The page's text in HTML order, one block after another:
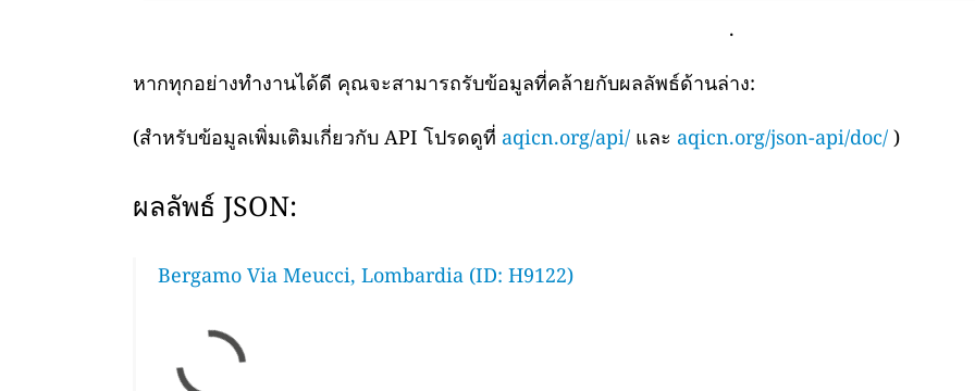
.
หากทุกอย่างทำงานได้ดี คุณจะสามารถรับข้อมูลที่คล้ายกับผลลัพธ์ด้านล่าง:
(สำหรับข้อมูลเพิ่มเติมเกี่ยวกับ API โปรดดูที่ aqicn.org/api/ และ aqicn.org/json-api/doc/ )
ผลลัพธ์ JSON:
Bergamo Via Meucci, Lombardia (ID: H9122)